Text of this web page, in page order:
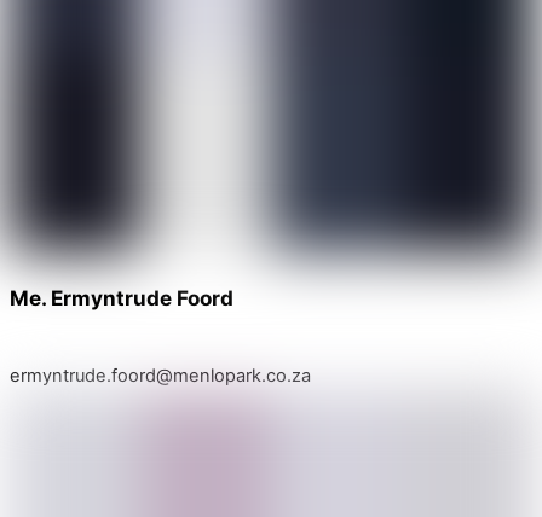
Me. Ermyntrude Foord
ermyntrude.foord@menlopark.co.za